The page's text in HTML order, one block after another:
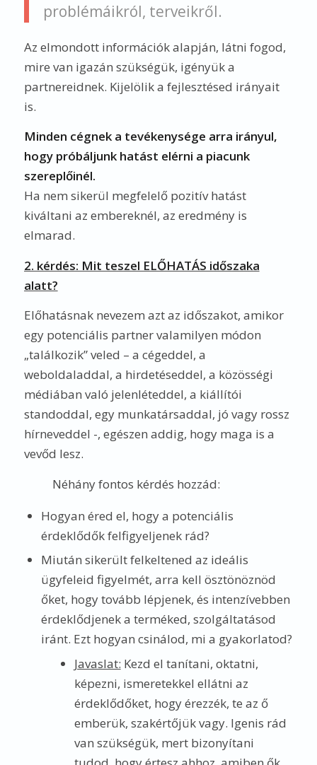
problémáikról, terveikről.
Az elmondott információk alapján, látni fogod,
mire van igazán szükségük, igényük a
partnereidnek. Kijelölik a fejlesztésed irányait
is.
Minden cégnek a tevékenysége arra irányul,
hogy próbáljunk hatást elérni a piacunk
szereplőinél.
Ha nem sikerül megfelelő pozitív hatást
kiváltani az embereknél, az eredmény is
elmarad.
2. kérdés: Mit teszel ELŐHATÁS időszaka
alatt?
Előhatásnak nevezem azt az időszakot, amikor
egy potenciális partner valamilyen módon
„találkozik” veled – a cégeddel, a
weboldaladdal, a hirdetéseddel, a közösségi
médiában való jelenléteddel, a kiállítói
standoddal, egy munkatársaddal, jó vagy rossz
hírneveddel -, egészen addig, hogy maga is a
vevőd lesz.
Néhány fontos kérdés hozzád:
Hogyan éred el, hogy a potenciális
érdeklődők felfigyeljenek rád?
Miután sikerült felkeltened az ideális
ügyfeleid figyelmét, arra kell ösztönöznöd
őket, hogy tovább lépjenek, és intenzívebben
érdeklődjenek a terméked, szolgáltatásod
iránt. Ezt hogyan csinálod, mi a gyakorlatod?
Javaslat: Kezd el tanítani, oktatni,
képezni, ismeretekkel ellátni az
érdeklődőket, hogy érezzék, te az ő
emberük, szakértőjük vagy. Igenis rád
van szükségük, mert bizonyítani